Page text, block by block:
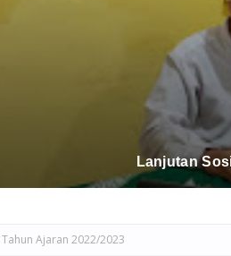
UJIAN
Ajaran 2022/2023